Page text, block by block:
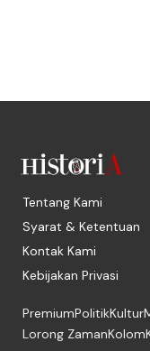
Tentang Kami
Syarat & Ketentuan
Kontak Kami
Kebijakan Privasi
PremiumPolitikKultur
Lorong ZamanKolom